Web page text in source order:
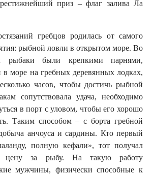
приз – флаг залива Ла
гребцов родилась от самого
рыбной ловли в открытом море. Во
рыбаки были крепкими парнями,
в море на гребных деревянных лодках,
часов, чтобы достичь рыбной
сопутствовала удача, необходимо
в порт с уловом, чтобы его хорошо
Таким способом – с борта гребной
анчоуса и сардины. Кто первый
полную кефали», тот получал
цену за рыбу. На такую работу
мужчины, физически способные к